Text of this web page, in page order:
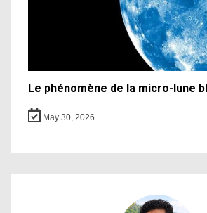
Le phénomène de la micro-lune
May 30, 2026